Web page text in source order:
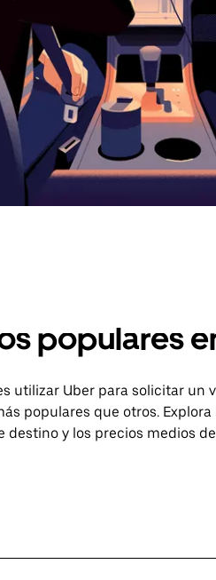
populares
utilizar Uber para solicitar un
populares que otros.
destino y los precios medios